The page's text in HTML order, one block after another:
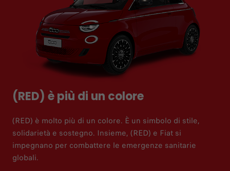
(RED) è più di un colore
(RED) è molto più di un colore. È un simbolo di stile,
solidarietà e sostegno. Insieme, (RED) e Fiat si
impegnano per combattere le emergenze sanitarie
globali.